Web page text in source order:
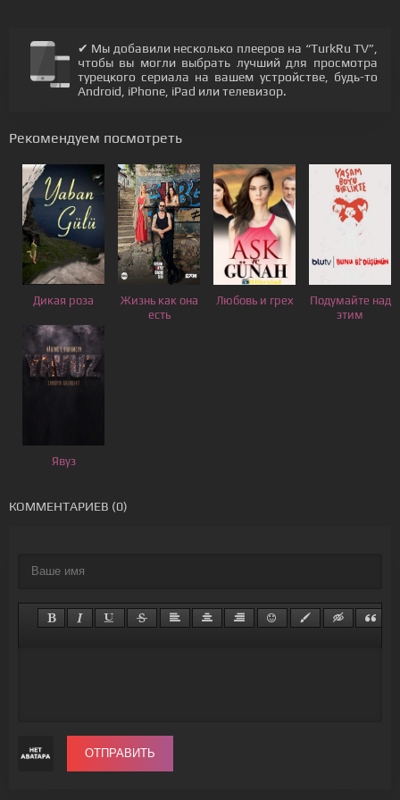
✔ Мы добавили несколько плееров на “TurkRu TV”,
чтобы вы могли выбрать лучший для просмотра
турецкого сериала на вашем устройстве, будь-то
Android, iPhone, iPad или телевизор.
Рекомендуем посмотреть
Дикая роза
Жизнь как она
есть
Любовь и грех
Подумайте над
этим
Явуз
КОММЕНТАРИЕВ (0)
ОТПРАВИТЬ